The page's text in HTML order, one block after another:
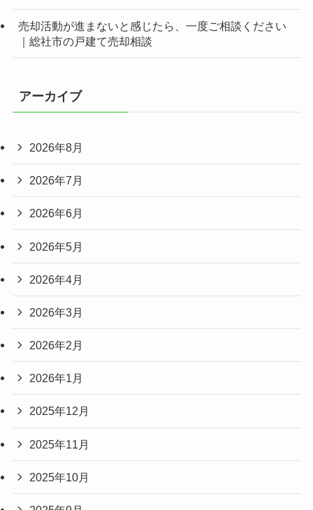
売却活動が進まないと感じたら、一度ご相談ください
｜総社市の戸建て売却相談
アーカイブ
2026年8月
2026年7月
2026年6月
2026年5月
2026年4月
2026年3月
2026年2月
2026年1月
2025年12月
2025年11月
2025年10月